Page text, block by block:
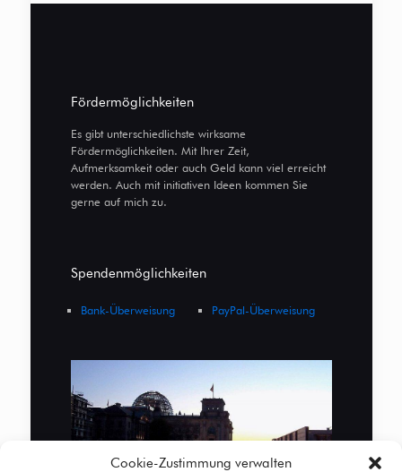
Cookie-Zustimmung verwalten
Fördermöglichkeiten
Es gibt unterschiedlichste wirksame
Fördermöglichkeiten. Mit Ihrer Zeit,
Aufmerksamkeit oder auch Geld kann viel erreicht
werden. Auch mit initiativen Ideen kommen Sie
gerne auf mich zu.
Spendenmöglichkeiten
Bank-Überweisung PayPal-Überweisung